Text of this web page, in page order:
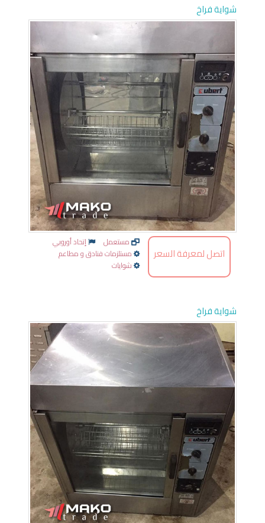
شواية فراخ
اتصل لمعرفة السعر
مستعمل
إتحاد أوروبي
مستلزمات فنادق و مطاعم
شوايات
شواية فراخ